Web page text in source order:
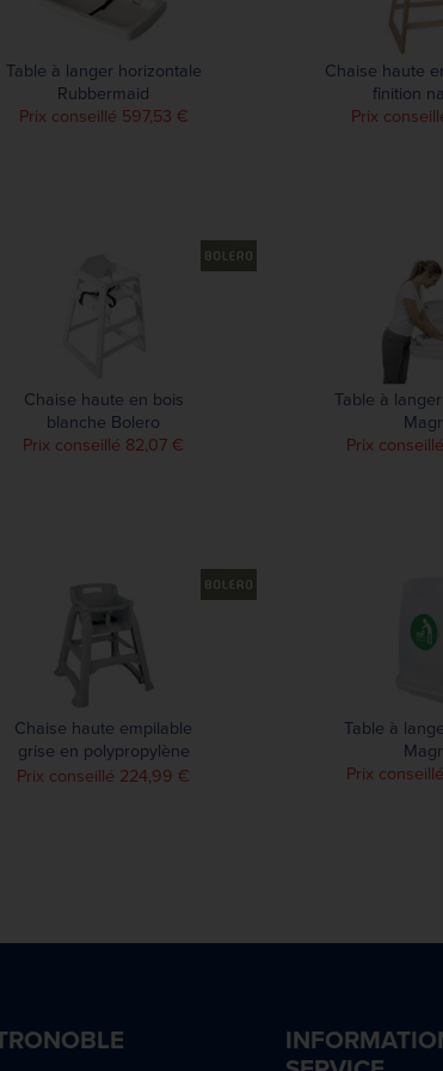
Table à langer horizontale
Rubbermaid
Prix conseillé 597,53 €
Chaise haute
finition
Prix
Chaise haute en bois
blanche Bolero
Prix conseillé 82,07 €
Table à
Prix
Chaise haute empilable
grise en polypropylène
Bolero
Prix conseillé 224,99 €
Table à
Prix